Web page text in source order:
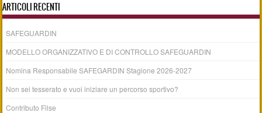
ARTICOLI RECENTI
SAFEGUARDIN
MODELLO ORGANIZZATIVO E DI CONTROLLO SAFEGUARDIN
Nomina Responsabile SAFEGARDIN Stagione 2026-2027
Non sei tesserato e vuoi iniziare un percorso sportivo?
Contributo Filse